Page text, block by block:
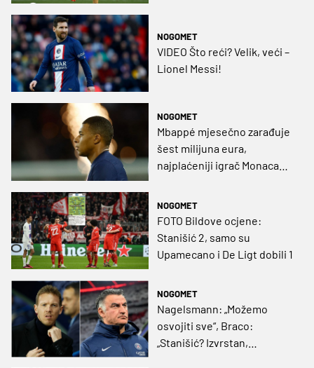
NOGOMET
VIDEO Što reći? Velik, veći –
Lionel Messi!
NOGOMET
Mbappé mjesečno zarađuje
šest milijuna eura,
najplaćeniji igrač Monaca
NOGOMET
FOTO Bildove ocjene:
Stanišić 2, samo su
Upamecano i De Ligt dobili 1
NOGOMET
Nagelsmann: „Možemo
osvojiti sve“, Braco:
„Stanišić? Izvrstan,